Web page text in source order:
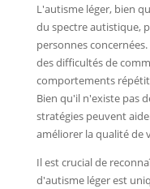
L'autisme léger, bien
du spectre autistique,
personnes
des difficultés de
comportements
Bien qu'il n'existe pas
stratégies peuvent
améliorer la qualité de
Il est crucial de
d'autisme léger est